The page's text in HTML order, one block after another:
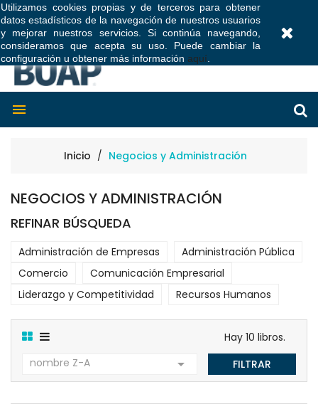
Utilizamos cookies propias y de terceros para obtener
datos estadísticos de la navegación de nuestros usuarios
y mejorar nuestros servicios. Si continúa navegando,
consideramos que acepta su uso. Puede cambiar la
configuración u obtener más información aquí

Inicio Negocios y Administración
NEGOCIOS Y ADMINISTRACIÓN
REFINAR BÚSQUEDA
Administración de Empresas
Administración Pública
Comercio
Comunicación Empresarial
Liderazgo y Competitividad
Recursos Humanos
Hay 10 libros.
nombre Z-A
 FILTRAR